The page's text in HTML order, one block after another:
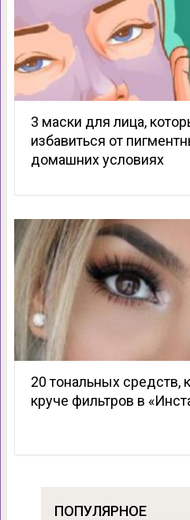
3 маски для лица,
избавиться от
домашних условиях
20 тональных средств,
круче фильтров в
ПОПУЛЯРНОЕ